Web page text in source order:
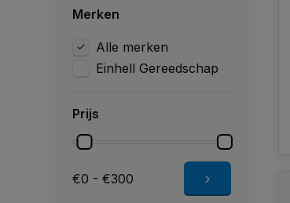
Merken
Alle merken
Einhell Gereedschap
Prijs
€0 - €300